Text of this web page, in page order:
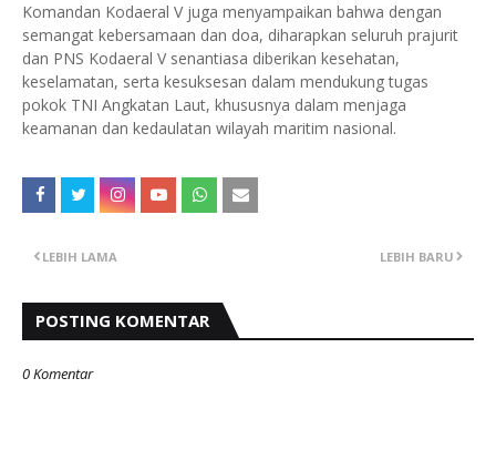
Komandan Kodaeral V juga menyampaikan bahwa dengan
semangat kebersamaan dan doa, diharapkan seluruh prajurit
dan PNS Kodaeral V senantiasa diberikan kesehatan,
keselamatan, serta kesuksesan dalam mendukung tugas
pokok TNI Angkatan Laut, khususnya dalam menjaga
keamanan dan kedaulatan wilayah maritim nasional.
LEBIH BARU
LEBIH LAMA
POSTING KOMENTAR
0 Komentar